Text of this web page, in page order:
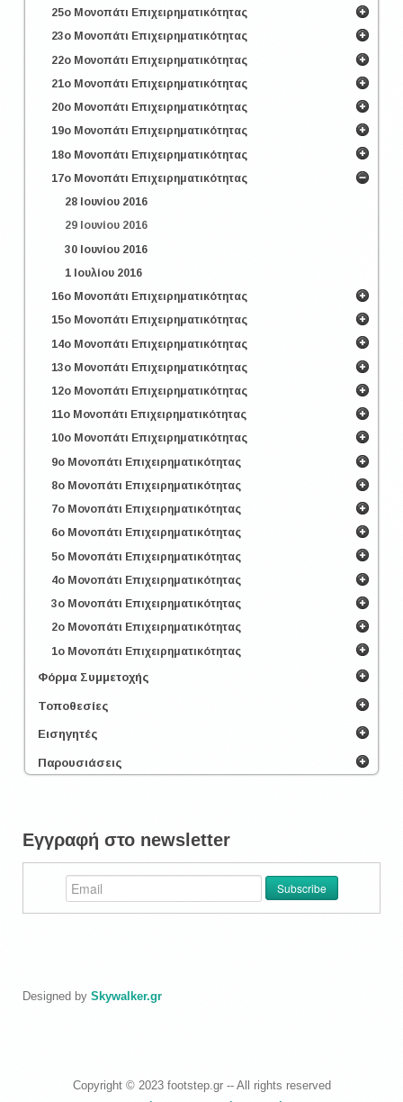
25ο Μονοπάτι Επιχειρηματικότητας
23ο Μονοπάτι Επιχειρηματικότητας
22ο Μονοπάτι Επιχειρηματικότητας
21ο Μονοπάτι Επιχειρηματικότητας
20ο Μονοπάτι Επιχειρηματικότητας
19ο Μονοπάτι Επιχειρηματικότητας
18ο Μονοπάτι Επιχειρηματικότητας
17ο Μονοπάτι Επιχειρηματικότητας
28 Ιουνίου 2016
29 Ιουνίου 2016
30 Ιουνίου 2016
1 Ιουλίου 2016
16ο Μονοπάτι Επιχειρηματικότητας
15ο Μονοπάτι Επιχειρηματικότητας
14ο Μονοπάτι Επιχειρηματικότητας
13ο Μονοπάτι Επιχειρηματικότητας
12ο Μονοπάτι Επιχειρηματικότητας
11ο Μονοπάτι Επιχειρηματικότητας
10ο Μονοπάτι Επιχειρηματικότητας
9ο Μονοπάτι Επιχειρηματικότητας
8ο Μονοπάτι Επιχειρηματικότητας
7ο Μονοπάτι Επιχειρηματικότητας
6ο Μονοπάτι Επιχειρηματικότητας
5ο Μονοπάτι Επιχειρηματικότητας
4ο Μονοπάτι Επιχειρηματικότητας
3ο Μονοπάτι Επιχειρηματικότητας
2ο Μονοπάτι Επιχειρηματικότητας
1ο Μονοπάτι Επιχειρηματικότητας
Φόρμα Συμμετοχής
Τοποθεσίες
Εισηγητές
Παρουσιάσεις
Εγγραφή στο newsletter
Designed by Skywalker.gr
Copyright © 2023 footstep.gr -- All rights reserved